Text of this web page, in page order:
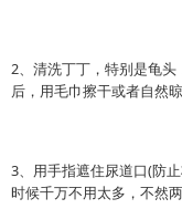
2、清洗丁丁，特别是龟
后，用毛巾擦干或者自然晾
3、用手指遮住尿道口(防
时候千万不用太多，不然